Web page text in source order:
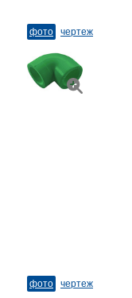
фото чертеж
фото чертеж